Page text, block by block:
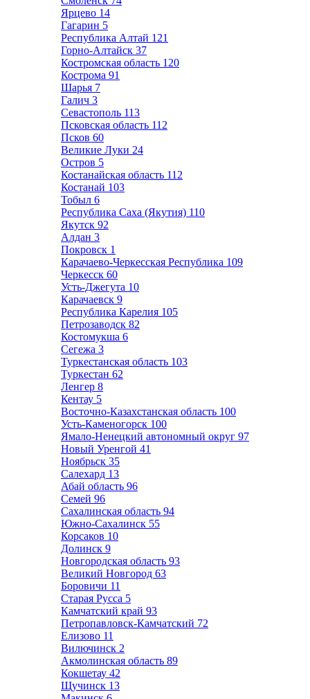
Ярцево 14
Гагарин 5
Республика Алтай 121
Горно-Алтайск 37
Костромская область 120
Кострома 91
Шарья 7
Галич 3
Севастополь 113
Псковская область 112
Псков 60
Великие Луки 24
Остров 5
Костанайская область 112
Костанай 103
Тобыл 6
Республика Саха (Якутия) 110
Якутск 92
Алдан 3
Покровск 1
Карачаево-Черкесская Республика 109
Черкесск 60
Усть-Джегута 10
Карачаевск 9
Республика Карелия 105
Петрозаводск 82
Костомукша 6
Сегежа 3
Туркестанская область 103
Туркестан 62
Ленгер 8
Кентау 5
Восточно-Казахстанская область 100
Усть-Каменогорск 100
Ямало-Ненецкий автономный округ 97
Новый Уренгой 41
Ноябрьск 35
Салехард 13
Абай область 96
Семей 96
Сахалинская область 94
Южно-Сахалинск 55
Корсаков 10
Долинск 9
Новгородская область 93
Великий Новгород 63
Боровичи 11
Старая Русса 5
Камчатский край 93
Петропавловск-Камчатский 72
Елизово 11
Вилючинск 2
Акмолинская область 89
Кокшетау 42
Щучинск 13